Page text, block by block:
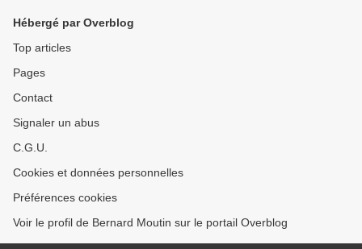
Hébergé par Overblog
Top articles
Pages
Contact
Signaler un abus
C.G.U.
Cookies et données personnelles
Préférences cookies
Voir le profil de Bernard Moutin sur le portail Overblog